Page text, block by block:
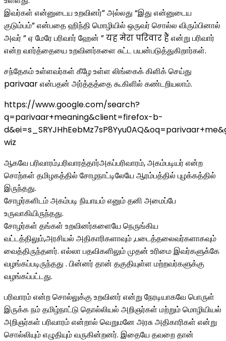
இவர்கள் என்னுடைய உறவினர்” அல்லது “இது என்னுடைய
குடும்பம்” என்பதை ஹிந்தி மொழியில் ஒருவர் சொல்ல விரும்பினால்
அவர் ” ஏ மேரே பரிவார் ஹேன் ” यह मेरा परिवार हैं என்று பரிவார்
என்ற வார்த்தையை உறவினர்களை சுட்ட பயன்படுத்துகிறார்கள்.
சந்தேகம் உள்ளவர்கள் கீழே உள்ள லிங்கைக் கிளிக் செய்து
parivaar என்பதன் அர்த்தத்தை கூகிளில் கண்டறியலாம்.
https://www.google.com/search?
q=parivaar+meaning&client=firefox-b-
wiz
ஆகவே பரிவாரம்,பரிவாரத்தார்அகப்பரிவாரம், அகம்படியர் என்ற
சொற்கள் தமிழகத்தில் சோழநாட்டிலேயே ஆரம்பத்தில் புழக்கத்தில்
இருந்தது.
சோழர்களிடம் அகம்படி நியாயம் எனும் தனி அமைப்பே
உருவாகியிருந்தது.
சோழர்கள் தங்கள் உறவினர்களையே நெருங்கிய
வட்டத்திலும்,அரசியல் அதிகாரிகளாவும் ,படைத்தலைவர்களாகவும்
வைத்திருந்தனர். எல்லா பதவிகளிலும் முதன் உரிமை இவர்களுக்கே
வழங்கப்படிருந்தது . பின்னர் தான் தகுதியுள்ள மற்றவர்களுக்கு
வழங்கப்பட்டது.
பரிவாரம் என்ற சொல்லுக்கு உறவினர் என்று நேரடியாகவே பொருள்
இருக்க நம் தமிழ்நாட்டு தொல்லியல் அறிஞர்கள் மற்றும் மொழியியல்
அறிஞர்கள் பரிவாரம் என்றால் வெறுமனே அரசு அதிகாரிகள் என்று
சொல்லியும் எழுதியும் வருகின்றனர். இதையே தவறை தான்